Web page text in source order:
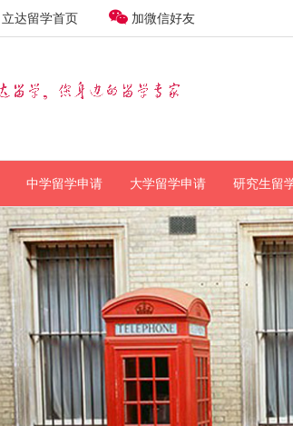
立达留学首页 加微信好友
中学留学申请 大学留学申请 研究生留